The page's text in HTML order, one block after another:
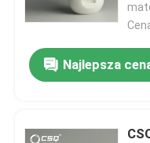
Najlepsza